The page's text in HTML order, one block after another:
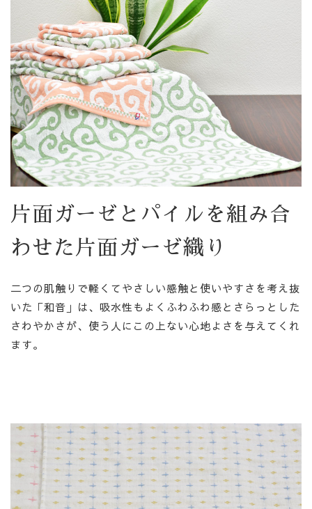
片面ガーゼとパイルを組み合
わせた片面ガーゼ織り
二つの肌触りで軽くてやさしい感触と使いやすさを考え抜
いた「和音」は、吸水性もよくふわふわ感とさらっとした
さわやかさが、使う人にこの上ない心地よさを与えてくれ
ます。